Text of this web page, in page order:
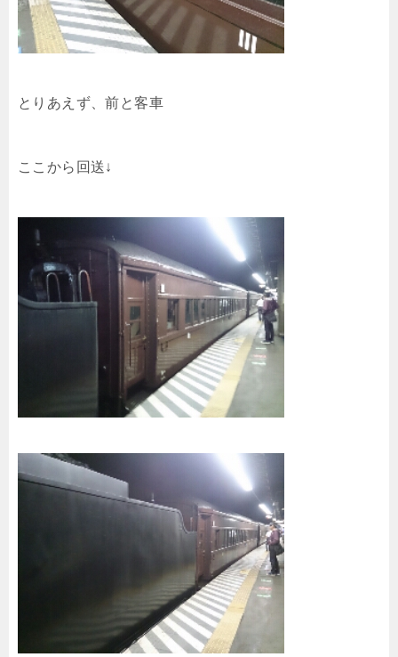
とりあえず、前と客車
ここから回送↓